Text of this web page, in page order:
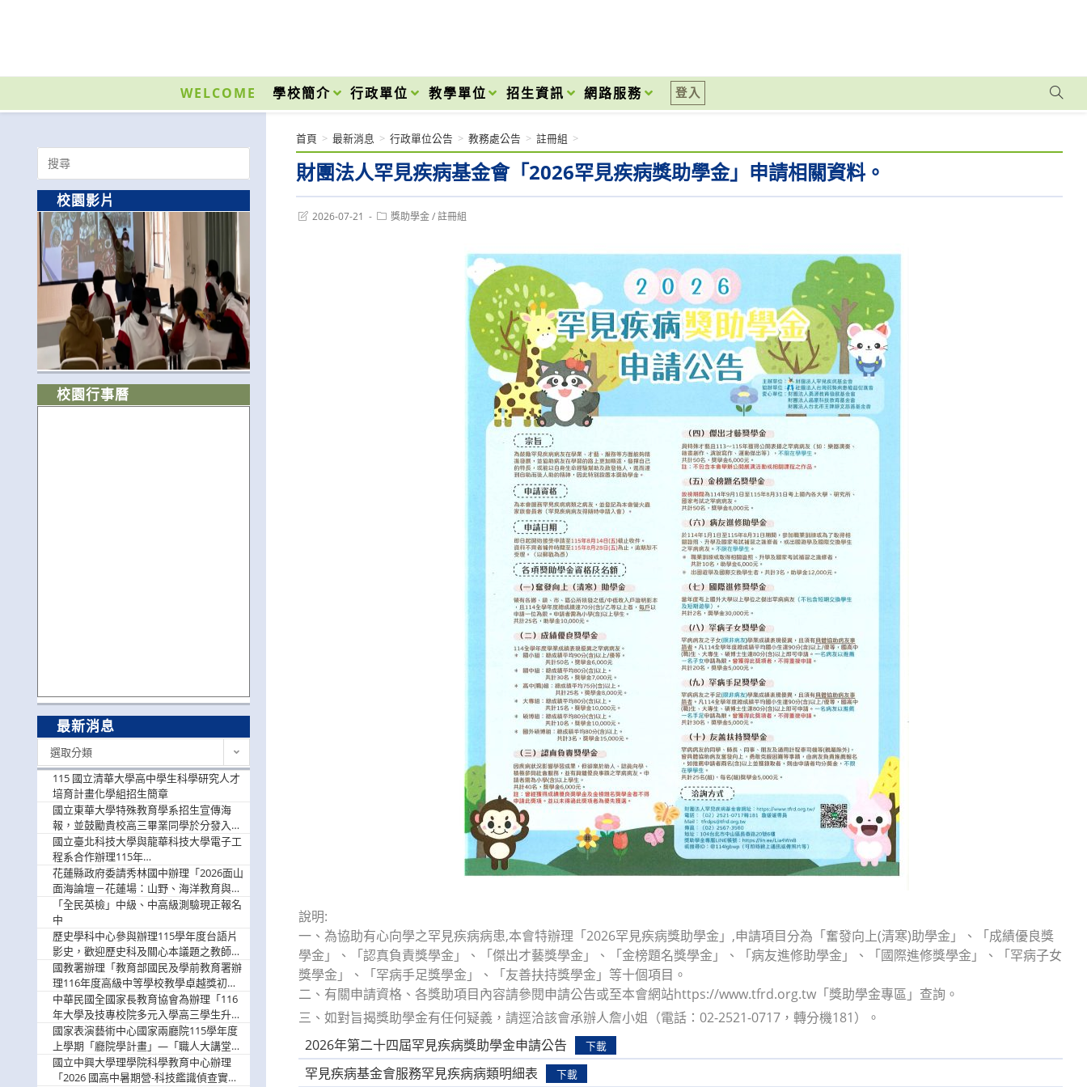
內
WELCOME 學校簡介 行政單位 教學單位 招生資訊 網路服務 登入
財團法人罕見疾病基金會「2026罕見疾病獎助學金」申請相關資料。
首頁 > 最新消息 > 行政單位公告 > 教務處公告 > 註冊組 >
Post2026-07-21
Post獎助學金 / 註冊組
說明:
一、為協助有心向學之罕見疾病病患,本會特辦理「2026罕見疾病獎助學金」,申請項目分為「奮發向上(清寒)助學金」、「成績優良獎
學金」、「認真負責獎學金」、「傑出才藝獎學金」、「金榜題名獎學金」、「病友進修助學金」、「國際進修獎學金」、「罕病子女
獎學金」、「罕病手足獎學金」、「友善扶持獎學金」等十個項目。
二、有關申請資格、各獎助項目內容請參閱申請公告或至本會網站https://www.tfrd.org.tw「獎助學金專區」查詢。
三、如對旨揭獎助學金有任何疑義，請逕洽該會承辦人詹小姐（電話：02-2521-0717，轉分機181）。
2026年第二十四屆罕見疾病獎助學金申請公告
下載
罕見疾病基金會服務罕見疾病病類明細表 下載
Search
for:
校園影片
校園行事曆
最新消息
選取分類
115 國立清華大學高中學生科學研究人才
培育計畫化學組招生簡章
國立東華大學特殊教育學系招生宣傳海
報，並鼓勵貴校高三畢業同學於分發入學
階段踴躍選填。
國立臺北科技大學與龍華科技大學電子工
程系合作辦理115年
「115.08.10~08.12「AI賦能應用於智慧半
導體研習營」，歡迎學生踴躍報名參加
花蓮縣政府委請秀林國中辦理「2026面山
面海論壇－花蓮場：山野、海洋教育與戶
外安全實務課程」，歡迎踴躍報名參加
「全民英檢」中級、中高級測驗現正報名
中
歷史學科中心參與辦理115學年度台語片
影史，歡迎歷史科及關心本議題之教師踴
躍報名參加
國教署辦理「教育部國民及學前教育署辦
理116年度高級中等學校教學卓越獎初選
實施計畫」，鼓勵教師踴躍報名
中華民國全國家長教育協會為辦理「116
年大學及技專校院多元入學高三學生升學
輔導家長說明會」
國家表演藝術中心國家兩廳院115學年度
上學期「廳院學計畫」—「職人大講堂」
及「一日體驗課程」，鼓勵踴躍報名參
與。
國立中興大學理學院科學教育中心辦理
「2026 國高中暑期營-科技鑑識偵查實戰